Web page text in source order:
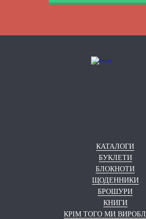
КАТАЛОГИ
БУКЛЕТИ
БЛОКНОТИ
ЩОДЕННИКИ
БРОШУРИ
КНИГИ
КРІМ ТОГО МИ